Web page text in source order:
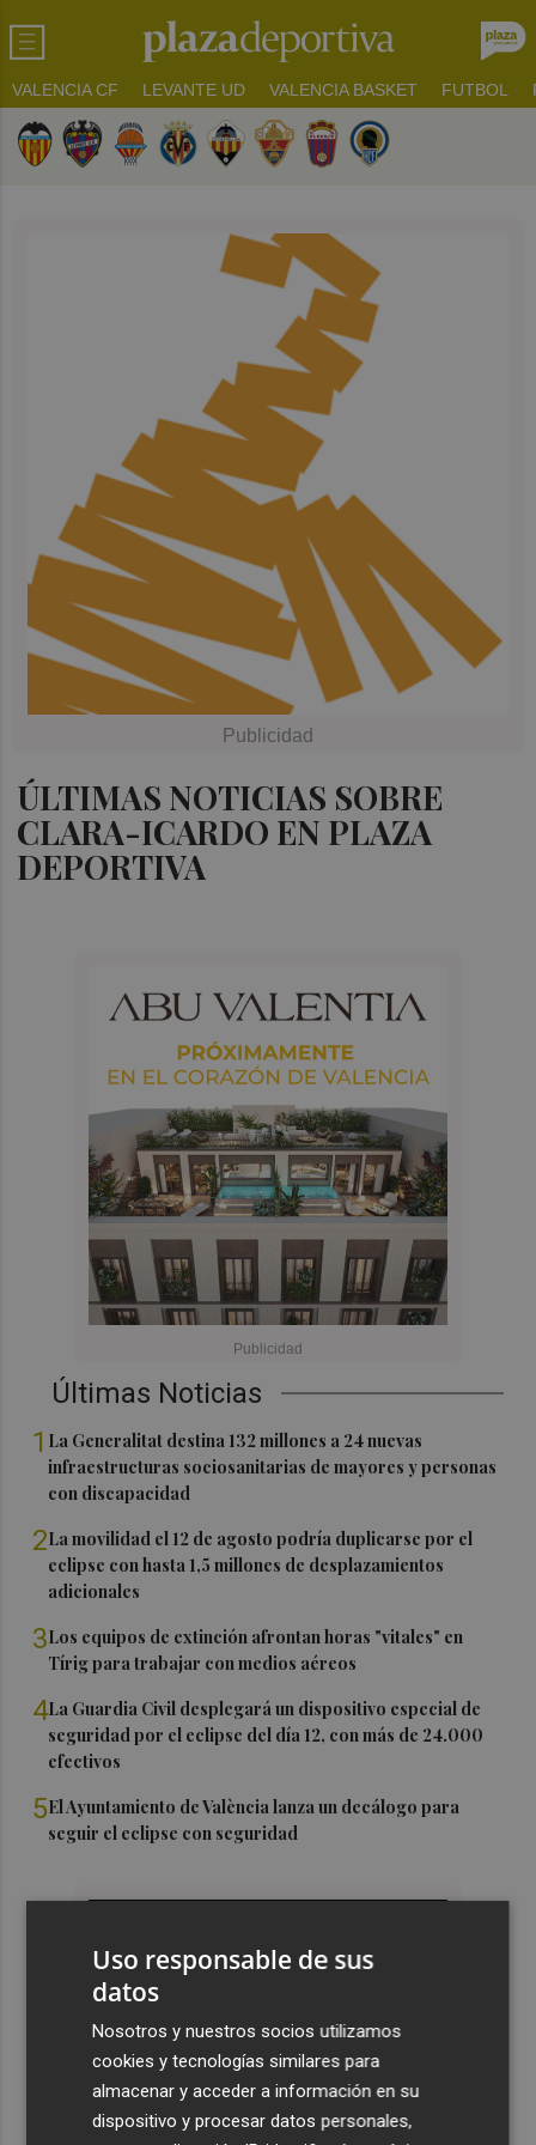
VALENCIA CF LEVANTE UD VALENCIA BASKET FUTBOL
ÚLTIMAS NOTICIAS SOBRE
CLARA-ICARDO EN PLAZA
DEPORTIVA
Últimas Noticias
1 La Generalitat destina 132 millones a 24 nuevas
infraestructuras sociosanitarias de mayores y personas
con discapacidad
2La movilidad el 12 de agosto podría duplicarse por el
eclipse con hasta 1,5 millones de desplazamientos
adicionales
3Los equipos de extinción afrontan horas "vitales" en
Tírig para trabajar con medios aéreos
4La Guardia Civil desplegará un dispositivo especial de
seguridad por el eclipse del día 12, con más de 24.000
efectivos
5El Ayuntamiento de València lanza un decálogo para
seguir el eclipse con seguridad
Uso responsable de sus
datos
Nosotros y nuestros socios utilizamos
cookies y tecnologías similares para
almacenar y acceder a información en su
dispositivo y procesar datos personales,